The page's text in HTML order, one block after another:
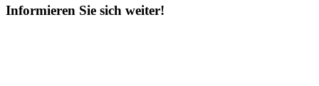
Informieren Sie sich weiter!